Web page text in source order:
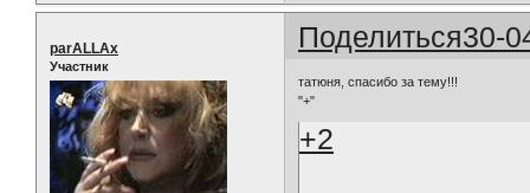
Поделиться30-
parALLAx
Участник
татюня, спасибо за тему!!!
"+"
+2